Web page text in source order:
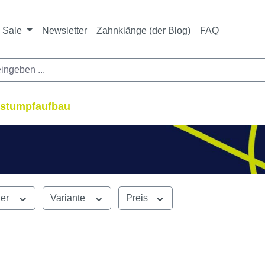
sich ausschließlich an Zahnarztpraxen und
i. S. v. § 13 BGB sowie an branchenfremde
Sale Newsletter